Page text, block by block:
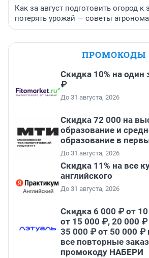
Как за август подготовить огород к
потерять урожай — советы агронома
ПРОМОКОДЫ
Скидка 10% на один
₽
До 31 августа, 2026
Скидка 72 000 на
образование и
образование в
До 31 августа, 2026
Скидка 11% на все
английского
До 31 августа, 2026
Скидка 6 000 ₽ от
от 15 000 ₽, 20 000
35 000 ₽ от 50 000 ₽
все повторные
промокоду НАБЕРИ